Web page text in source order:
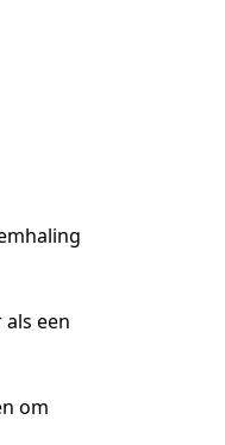
als een
om